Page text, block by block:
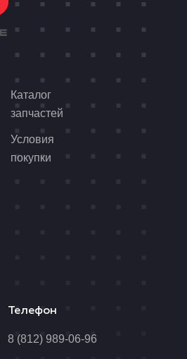
Каталог
запчастей
Условия
покупки
Телефон
8 (812) 989-06-96